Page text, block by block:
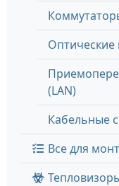
(LAN)
Кабельные
Все для